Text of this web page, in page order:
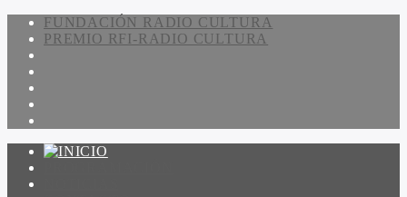
FUNDACIÓN RADIO CULTURA
PREMIO RFI-RADIO CULTURA